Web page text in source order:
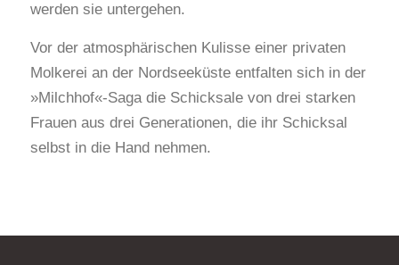
werden sie untergehen.
Vor der atmosphärischen Kulisse einer privaten
Molkerei an der Nordseeküste entfalten sich in der
»Milchhof«-Saga die Schicksale von drei starken
Frauen aus drei Generationen, die ihr Schicksal
selbst in die Hand nehmen.